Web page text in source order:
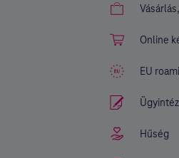
Online
EU
Hűség